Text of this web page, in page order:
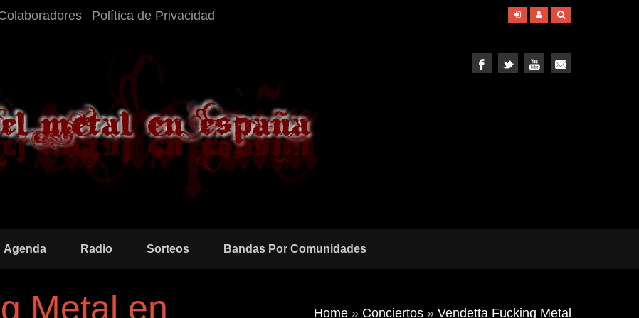
Política de Privacidad
Agenda Radio Sorteos Bandas Por Comunidades
Metal en Home » Conciertos » Vendetta Fucking Metal